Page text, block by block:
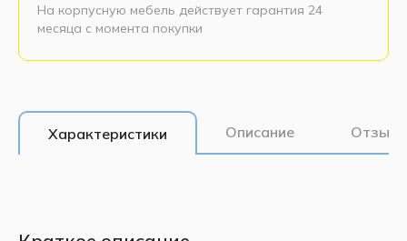
На корпусную мебель действует гарантия 24
месяца с момента покупки
Характеристики Описание